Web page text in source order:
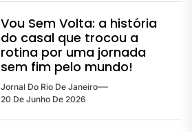
Vou Sem Volta: a história
do casal que trocou a
rotina por uma jornada
sem fim pelo mundo!
Jornal Do Rio De Janeiro
20 De Junho De 2026